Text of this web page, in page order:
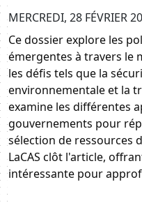
MERCREDI, 28 FÉVRIER
Ce dossier explore les
émergentes à travers le
les défis tels que la
environnementale et la
examine les différentes
gouvernements pour
sélection de ressources
LaCAS clôt l'article,
intéressante pour